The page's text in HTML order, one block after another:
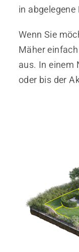
in abgelegene
Wenn Sie
Mäher
aus. In einem
oder bis der